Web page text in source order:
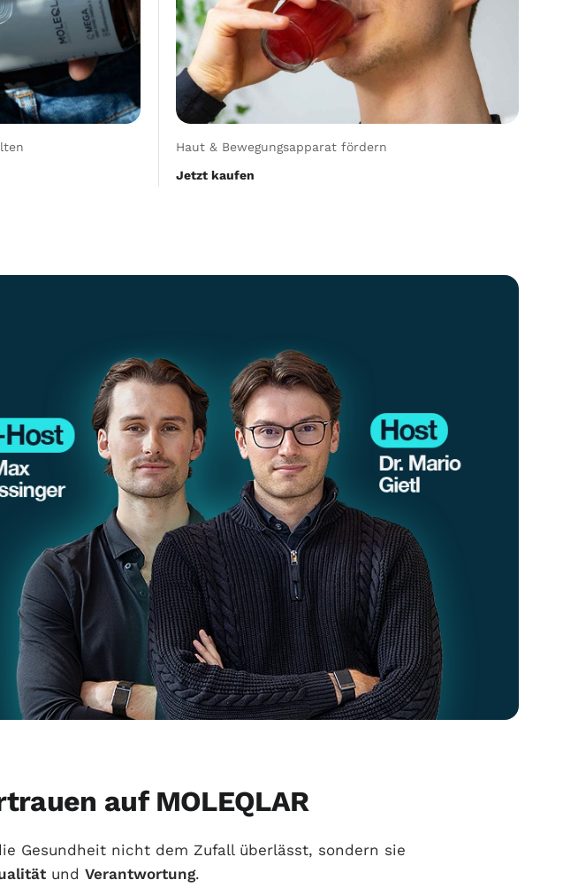
Haut & Bewegungsapparat fördern
Jetzt kaufen
auf MOLEQLAR
Gesundheit nicht dem Zufall überlässt, sondern sie
und Verantwortung.